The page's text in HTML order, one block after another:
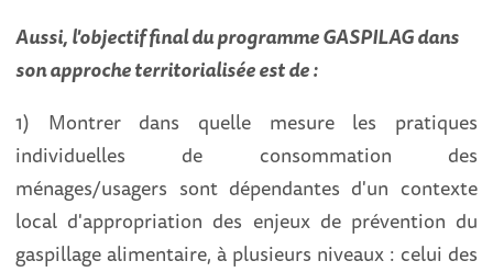
Aussi, l'objectif final du programme GASPILAG dans
son approche territorialisée est de :
1) Montrer dans quelle mesure les pratiques
individuelles de consommation des
ménages/usagers sont dépendantes d'un contexte
local d'appropriation des enjeux de prévention du
gaspillage alimentaire, à plusieurs niveaux : celui des